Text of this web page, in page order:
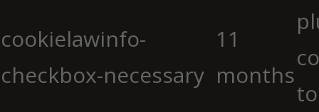
cookielawinfo-
checkbox-necessary
11
months